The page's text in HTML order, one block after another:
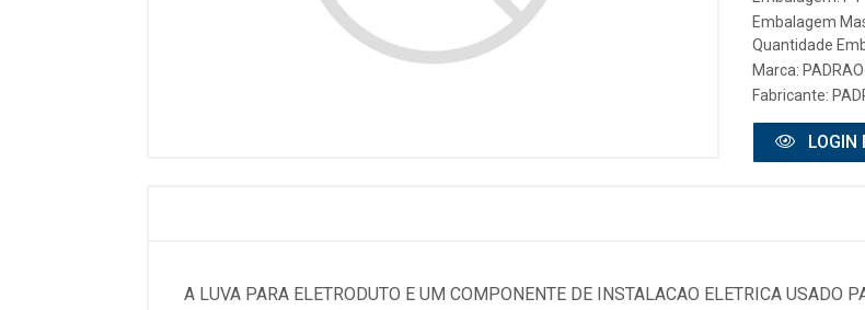
Embalagem
Quantidade
Marca:
Fabricante:
LOGIN
A LUVA PARA ELETRODUTO E UM COMPONENTE DE INSTALACAO ELETRICA USADO